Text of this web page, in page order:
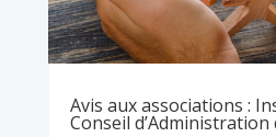
Avis aux associations :
Conseil d’Administration